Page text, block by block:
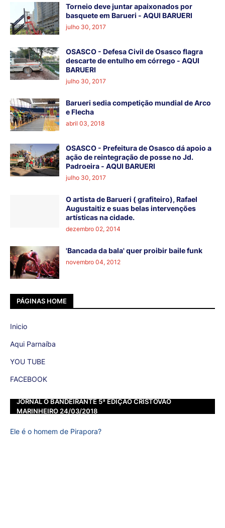
Torneio deve juntar apaixonados por
basquete em Barueri - AQUI BARUERI
julho 30, 2017
OSASCO - Defesa Civil de Osasco flagra
descarte de entulho em córrego - AQUI
BARUERI
julho 30, 2017
Barueri sedia competição mundial de Arco
e Flecha
abril 03, 2018
OSASCO - Prefeitura de Osasco dá apoio a
ação de reintegração de posse no Jd.
Padroeira - AQUI BARUERI
julho 30, 2017
O artista de Barueri ( grafiteiro), Rafael
Augustaitiz e suas belas intervenções
artísticas na cidade.
dezembro 02, 2014
'Bancada da bala' quer proibir baile funk
novembro 04, 2012
PÁGINAS HOME
Inicio
Aqui Parnaíba
YOU TUBE
FACEBOOK
JORNAL O BANDEIRANTE 5ª EDIÇÃO CRISTOVÃO
MARINHEIRO 24/03/2018
Ele é o homem de Pirapora?